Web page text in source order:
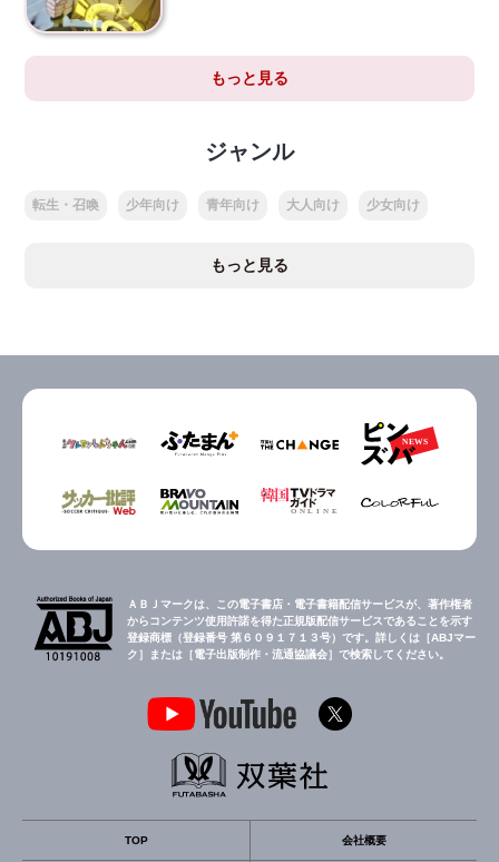
もっと見る
ジャンル
転生・召喚 少年向け 青年向け 大人向け 少女向け
もっと見る
ＡＢＪマークは、この電子書店・電子書籍配信サービスが、著作権者
からコンテンツ使用許諾を得た正規版配信サービスであることを示す
登録商標（登録番号 第６０９１７１３号）です。詳しくは［ABJマー
ク］または［電子出版制作・流通協議会］で検索してください。
TOP 会社概要